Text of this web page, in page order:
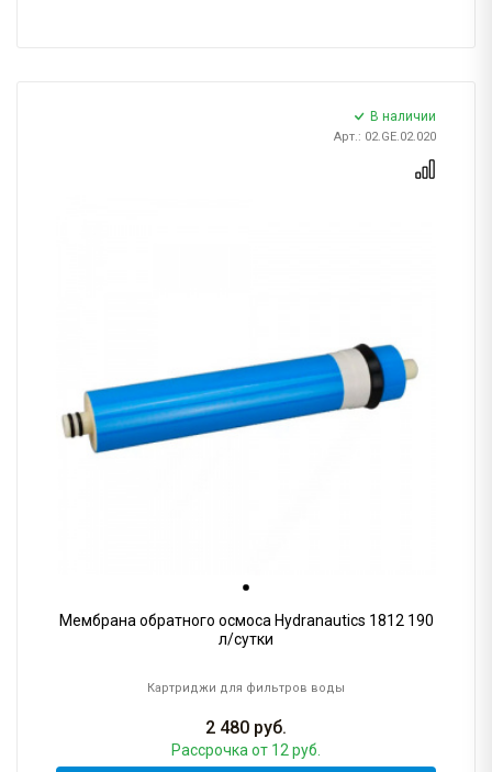
В наличии
Арт.: 02.GE.02.020
Мембрана обратного осмоса Hydranautics 1812 190
л/сутки
Картриджи для фильтров воды
2 480 руб.
Рассрочка от 12 руб.